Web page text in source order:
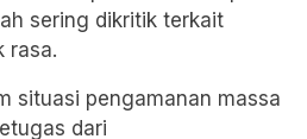
sering dikritik terkait
rasa.
situasi pengamanan massa
dari